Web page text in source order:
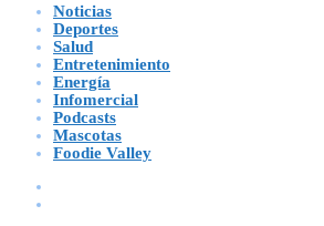
Noticias
Deportes
Salud
Entretenimiento
Energía
Infomercial
Podcasts
Mascotas
Foodie Valley